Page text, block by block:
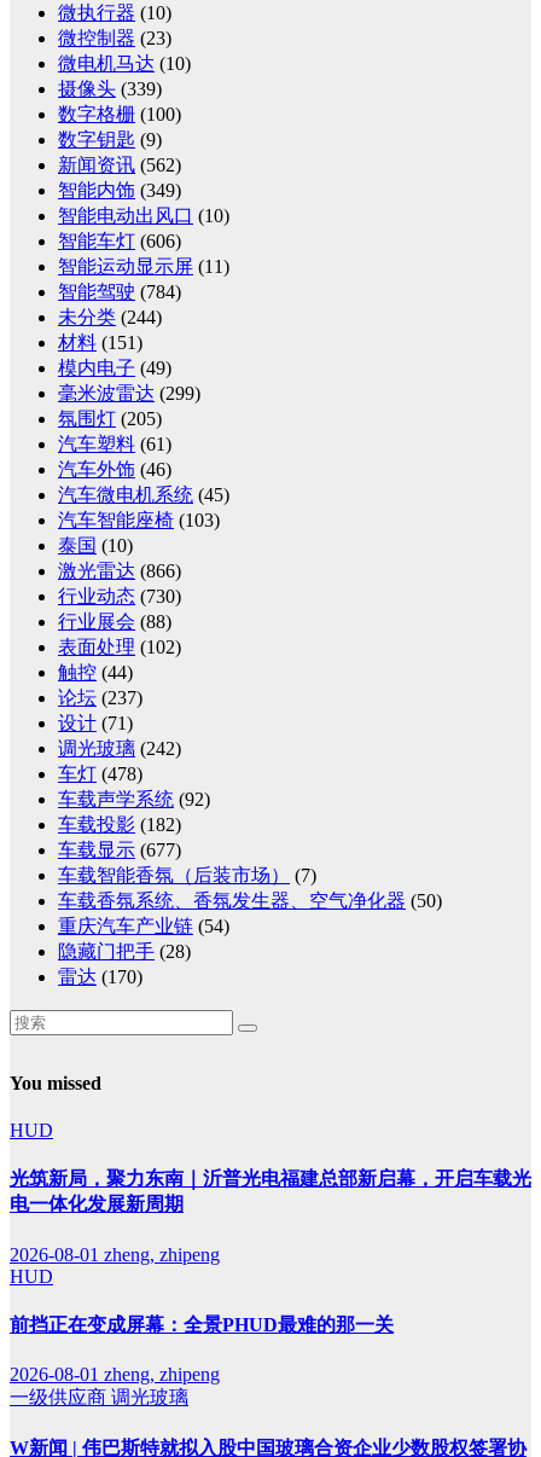
微执行器 (10)
微控制器 (23)
微电机马达 (10)
摄像头 (339)
数字格栅 (100)
数字钥匙 (9)
新闻资讯 (562)
智能内饰 (349)
智能电动出风口 (10)
智能车灯 (606)
智能运动显示屏 (11)
智能驾驶 (784)
未分类 (244)
材料 (151)
模内电子 (49)
毫米波雷达 (299)
氛围灯 (205)
汽车塑料 (61)
汽车外饰 (46)
汽车微电机系统 (45)
汽车智能座椅 (103)
泰国 (10)
激光雷达 (866)
行业动态 (730)
行业展会 (88)
表面处理 (102)
触控 (44)
论坛 (237)
设计 (71)
调光玻璃 (242)
车灯 (478)
车载声学系统 (92)
车载投影 (182)
车载显示 (677)
车载智能香氛（后装市场）
(7)
车载香氛系统、香氛发生器、空气净化器 (50)
重庆汽车产业链 (54)
隐藏门把手 (28)
雷达 (170)
You missed
HUD
光筑新局，聚力东南｜沂普光电福建总部新启幕，开启车载光
电一体化发展新周期
2026-08-01 zheng, zhipeng
HUD
前挡正在变成屏幕：全景PHUD最难的那一关
2026-08-01 zheng, zhipeng
一级供应商 调光玻璃
W新闻 | 伟巴斯特就拟入股中国玻璃合资企业少数股权签署协